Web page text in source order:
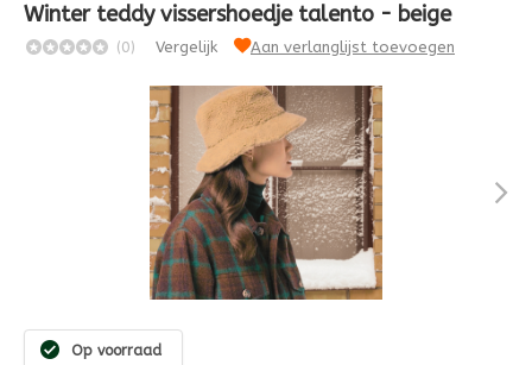
Winter teddy vissershoedje talento - beige
(0) Vergelijk Aan verlanglijst toevoegen
Op voorraad